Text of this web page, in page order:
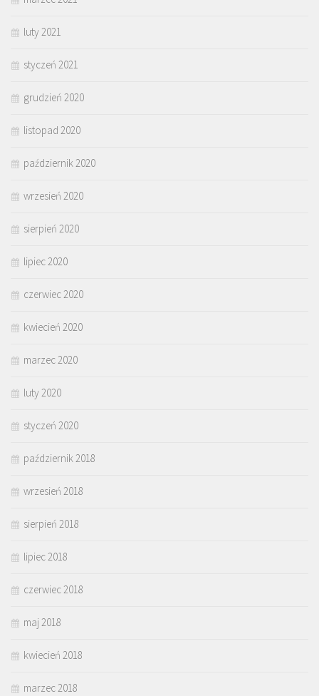
luty 2021
styczeń 2021
grudzień 2020
listopad 2020
październik 2020
wrzesień 2020
sierpień 2020
lipiec 2020
czerwiec 2020
kwiecień 2020
marzec 2020
luty 2020
styczeń 2020
październik 2018
wrzesień 2018
sierpień 2018
lipiec 2018
czerwiec 2018
maj 2018
kwiecień 2018
marzec 2018